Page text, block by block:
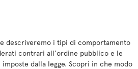
descriveremo i tipi di comportamento
contrari all'ordine pubblico e le
imposte dalla legge. Scopri in che modo